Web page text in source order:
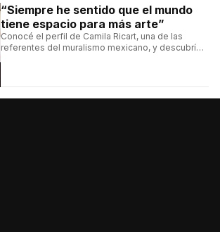
“Siempre he sentido que el mundo
tiene espacio para más arte”
Conocé el perfil de Camila Ricart, una de las
referentes del muralismo mexicano, y descubrí